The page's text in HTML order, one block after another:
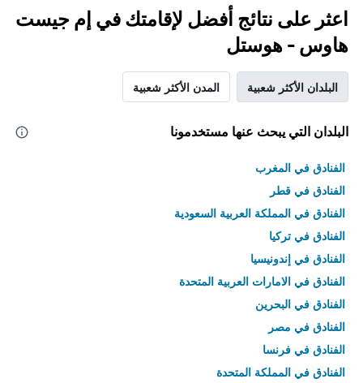
اعثر على نتائج أفضل لإقامتك في إم جيست
هاوس - هوستل
البلدان الأكثر شعبية المدن الأكثر شعبية
البلدان التي يبحث عنها مستخدمونا
الفنادق في المغرب
الفنادق في قطر
الفنادق في المملكة العربية السعودية
الفنادق في تركيا
الفنادق في إندونيسيا
الفنادق في الامارات العربية المتحدة
الفنادق في البحرين
الفنادق في مصر
الفنادق في فرنسا
الفنادق في المملكة المتحدة